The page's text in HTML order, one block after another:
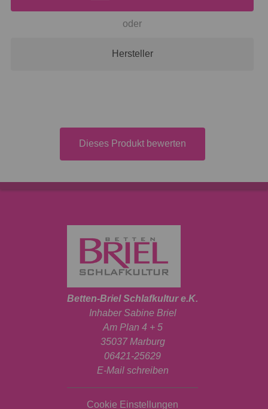
oder
Hersteller
Dieses Produkt bewerten
Betten-Briel Schlafkultur e.K.
Inhaber Sabine Briel
Am Plan 4 + 5
35037 Marburg
06421-25629
E-Mail schreiben
Cookie Einstellungen